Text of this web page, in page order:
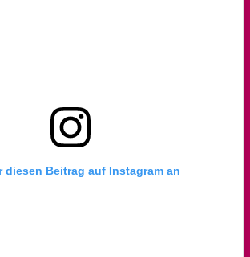
diesen Beitrag auf Instagram an